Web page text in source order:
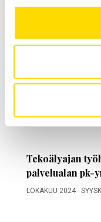
Hankkeet
Misleading
Tekoälyajan
palvelualan pk-
LOKAKUU 2024 -